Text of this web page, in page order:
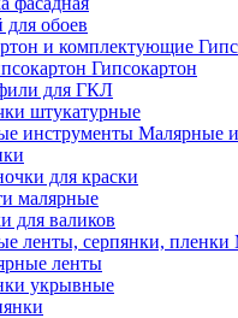
для обоев
Гипсокартон
для ГКЛ
штукатурные
Малярные
для краски
малярные
для валиков
ленты
укрывные